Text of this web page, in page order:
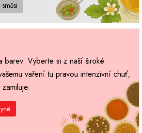
barev. Vyberte si z naší široké
vaření tu pravou intenzivní chuť,